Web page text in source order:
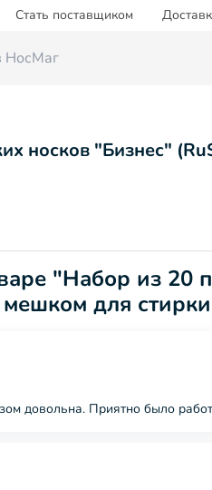
Стать поставщиком
носков "Бизнес"
"Набор из 20
для
довольна. Приятно было